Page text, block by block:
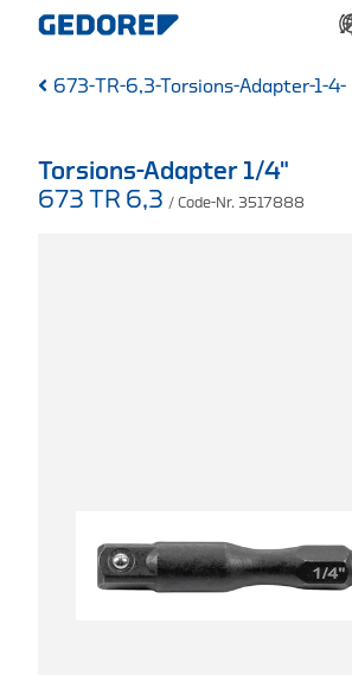
673-TR-6,3-Torsions-Adapter-1-4-
Torsions-Adapter 1/4"
673 TR 6,3 / Code-Nr. 3517888